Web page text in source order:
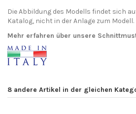
Die Abbildung des Modells findet sich
Katalog, nicht in der Anlage zum Modell.
Mehr erfahren über unsere
8 andere Artikel in der gleichen